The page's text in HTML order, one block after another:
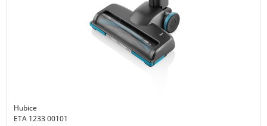
Hubice
ETA 1233 00101